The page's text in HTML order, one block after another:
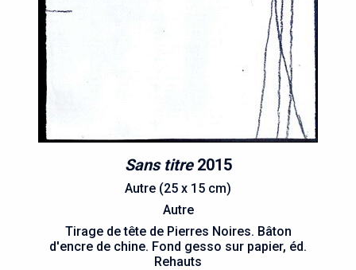
Sans titre2015
Autre (25 x 15 cm)
Autre
Tirage de tête de Pierres Noires. Bâton
d'encre de chine. Fond gesso sur papier, éd.
Rehauts